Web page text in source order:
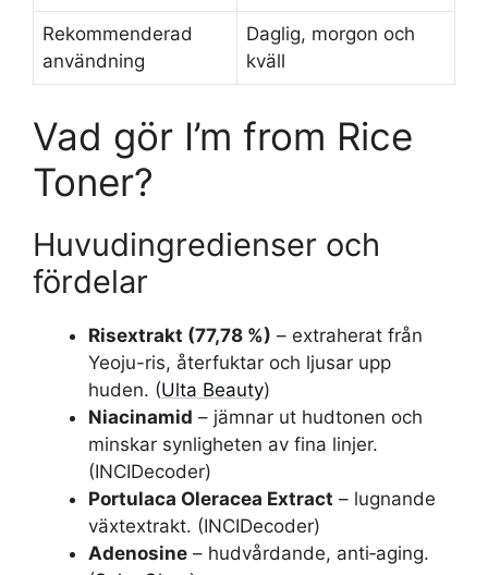
Rekommenderad
användning
Daglig, morgon och
kväll
Vad gör I’m from Rice
Toner?
Huvudingredienser och
fördelar
Risextrakt (77,78 %) – extraherat från
Yeoju-ris, återfuktar och ljusar upp
huden. (Ulta Beauty)
Niacinamid – jämnar ut hudtonen och
minskar synligheten av fina linjer.
(INCIDecoder)
Portulaca Oleracea Extract – lugnande
växtextrakt. (INCIDecoder)
Adenosine – hudvårdande, anti‑aging.